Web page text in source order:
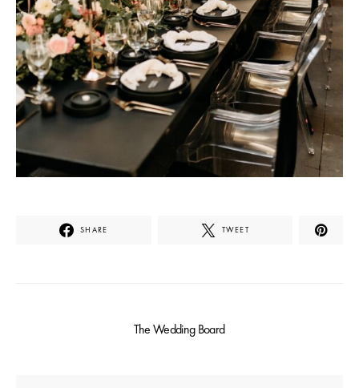
SHARE TWEET
The Wedding Board